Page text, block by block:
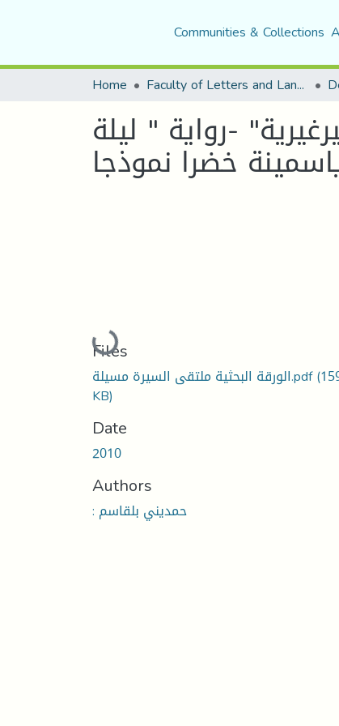
Communities & Collections
Home Faculty of Letters and Languages
-رواية " ليلة
Loading...
Files
الورقة البحثية ملتقى السيرة مسيلة.pdf
KB)
Date
2010
Authors
: حمديني بلقاسم